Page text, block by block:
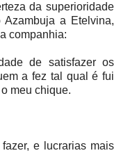
da superioridade
a Etelvina,
companhia:
de satisfazer os
a fez tal qual é fui
meu chique.
e lucrarias mais